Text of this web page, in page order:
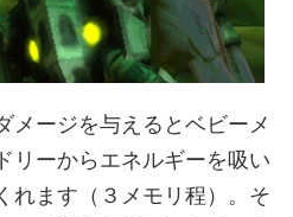
メージを与えるとベビーメ
リーからエネルギーを吸い
れます（３メモリ程）。そ